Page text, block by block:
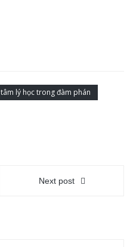
tâm lý học trong đàm phán
Next post